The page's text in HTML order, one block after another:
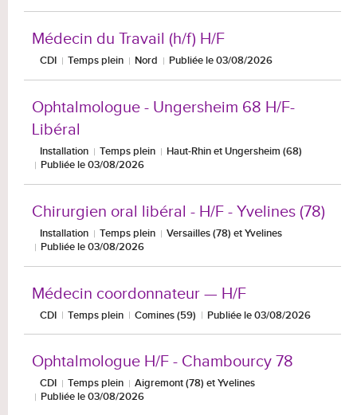
Médecin du Travail (h/f) H/F
CDI Temps plein Nord Publiée le 03/08/2026
Ophtalmologue - Ungersheim 68 H/F-
Libéral
Installation Temps plein
Haut-Rhin et Ungersheim (68)
Publiée le 03/08/2026
Chirurgien oral libéral - H/F - Yvelines (78)
Installation Temps plein
Versailles (78) et Yvelines
Publiée le 03/08/2026
Médecin coordonnateur — H/F
CDI Temps plein Comines (59) Publiée le 03/08/2026
Ophtalmologue H/F - Chambourcy 78
CDI Temps plein
Aigremont (78) et Yvelines
Publiée le 03/08/2026